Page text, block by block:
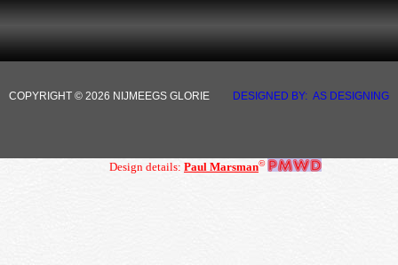
COPYRIGHT © 2026 NIJMEEGS GLORIE DESIGNED BY: AS DESIGNING
Design details: Paul Marsman©